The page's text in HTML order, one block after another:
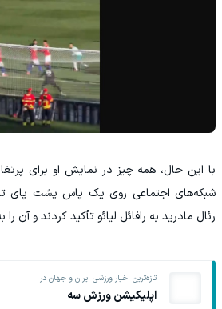
با این حال، همه چیز در نمایش او برای
شبکه‌های اجتماعی روی یک پاس پشت پای
رئال مادرید به رافائل لیائو تأکید کردند و آن
تازه‌ترین اخبار ورزشی ایران و جهان در
اپلیکیشن ورزش سه